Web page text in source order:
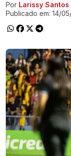
Ir direto pra
Por Larissy Santos
Publicado em: 14/